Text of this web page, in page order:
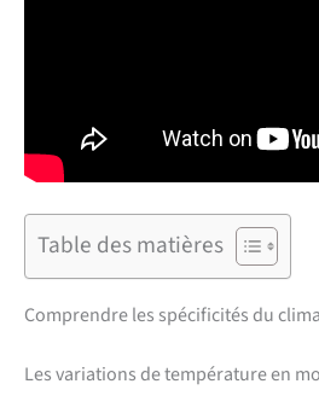
Table des matières
Comprendre les spécificités du
Les variations de température en